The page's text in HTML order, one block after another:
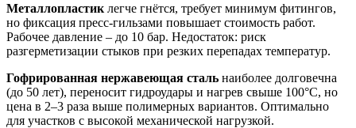
Металлопластик легче гнётся, требует минимум фитингов,
но фиксация пресс-гильзами повышает стоимость работ.
Рабочее давление – до 10 бар. Недостаток: риск
разгерметизации стыков при резких перепадах температур.
Гофрированная нержавеющая сталь наиболее долговечна
(до 50 лет), переносит гидроудары и нагрев свыше 100°C, но
цена в 2–3 раза выше полимерных вариантов. Оптимально
для участков с высокой механической нагрузкой.